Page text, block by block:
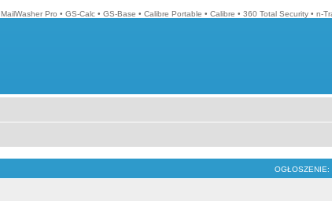
MailWasher Pro • GS-Calc • GS-Base • Calibre Portable • Calibre • 360 Total Security • n-
OGŁOSZENIE: